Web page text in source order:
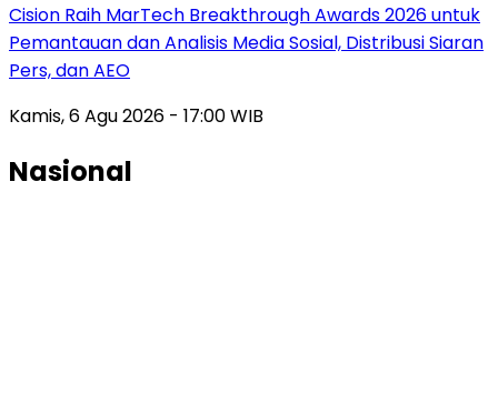
Cision Raih MarTech Breakthrough Awards 2026 untuk
Pemantauan dan Analisis Media Sosial, Distribusi Siaran
Pers, dan AEO
Kamis, 6 Agu 2026 - 17:00 WIB
Nasional